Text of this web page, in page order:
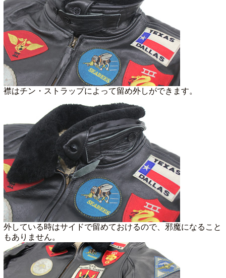
襟はチン・ストラップによって留め外しができます。
外している時はサイドで留めておけるので、邪魔になること
もありません。